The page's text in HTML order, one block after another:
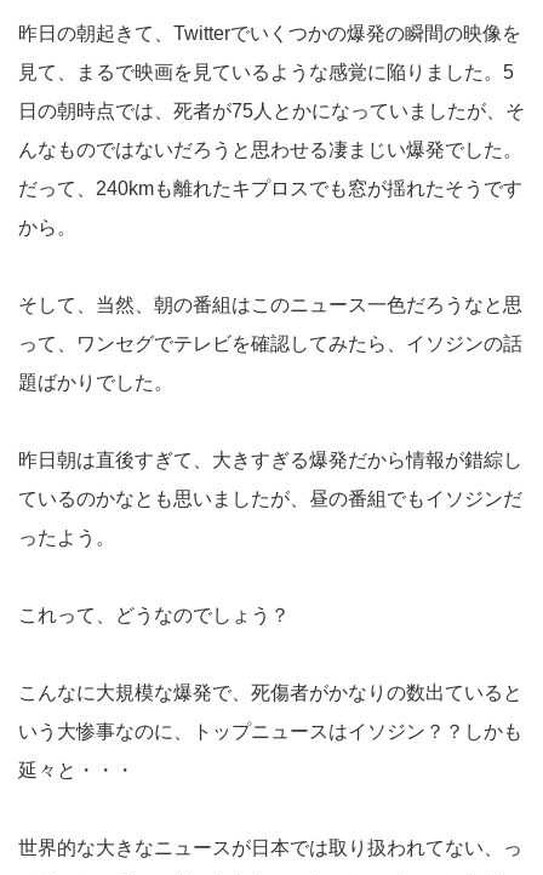
昨日の朝起きて、Twitterでいくつかの爆発の瞬間の映像を
見て、まるで映画を見ているような感覚に陥りました。5
日の朝時点では、死者が75人とかになっていましたが、そ
んなものではないだろうと思わせる凄まじい爆発でした。
だって、240kmも離れたキプロスでも窓が揺れたそうです
から。
そして、当然、朝の番組はこのニュース一色だろうなと思
って、ワンセグでテレビを確認してみたら、イソジンの話
題ばかりでした。
昨日朝は直後すぎて、大きすぎる爆発だから情報が錯綜し
ているのかなとも思いましたが、昼の番組でもイソジンだ
ったよう。
これって、どうなのでしょう？
こんなに大規模な爆発で、死傷者がかなりの数出ていると
いう大惨事なのに、トップニュースはイソジン？？しかも
延々と・・・
世界的な大きなニュースが日本では取り扱われてない、っ